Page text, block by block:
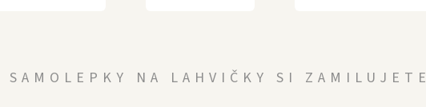
SAMOLEPKY NA LAHVIČKY SI ZAMILUJETE